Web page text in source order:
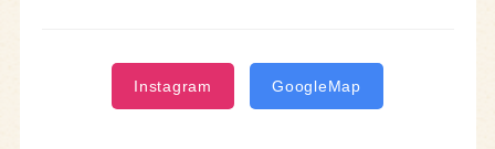
Instagram GoogleMap